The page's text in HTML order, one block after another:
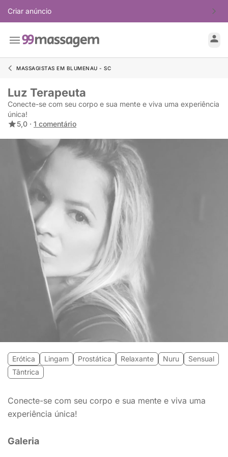
Criar anúncio
MASSAGISTAS EM BLUMENAU - SC
Luz Terapeuta
Conecte-se com seu corpo e sua mente e viva uma experiência
única!
5,0 · 1 comentário
Erótica Lingam Prostática Relaxante Nuru
Sensual
Tântrica
Conecte-se com seu corpo e sua mente e viva uma
experiência única!
Galeria